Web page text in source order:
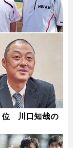
位 川口知哉の